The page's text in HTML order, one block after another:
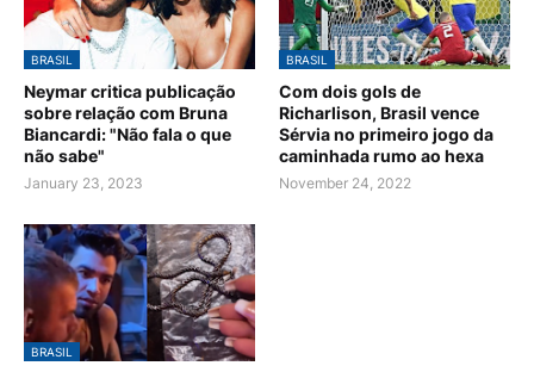
BRASIL
Neymar critica publicação
sobre relação com Bruna
Biancardi: "Não fala o que
não sabe"
January 23, 2023
BRASIL
Com dois gols de
Richarlison, Brasil vence
Sérvia no primeiro jogo da
caminhada rumo ao hexa
November 24, 2022
BRASIL